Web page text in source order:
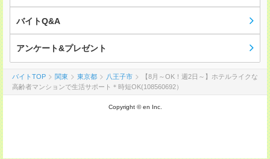
バイトQ&A
アンケート&プレゼント
バイトTOP 関東 東京都 八王子市
【8月～OK！週2日～】ホテルライクな
高齢者マンションで生活サポート＊時短OK(108560692）
Copyright © en Inc.